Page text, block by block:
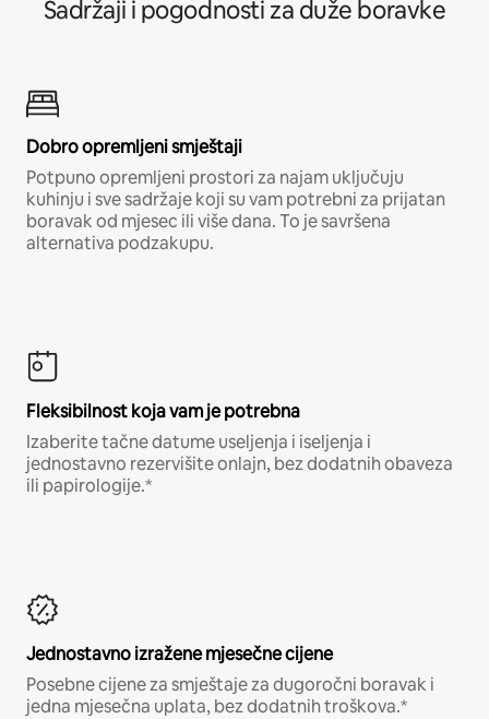
Sadržaji i pogodnosti za duže boravke
Dobro opremljeni smještaji
Potpuno opremljeni prostori za najam uključuju
kuhinju i sve sadržaje koji su vam potrebni za prijatan
boravak od mjesec ili više dana. To je savršena
alternativa podzakupu.
Fleksibilnost koja vam je potrebna
Izaberite tačne datume useljenja i iseljenja i
jednostavno rezervišite onlajn, bez dodatnih obaveza
ili papirologije.*
Jednostavno izražene mjesečne cijene
Posebne cijene za smještaje za dugoročni boravak i
jedna mjesečna uplata, bez dodatnih troškova.*